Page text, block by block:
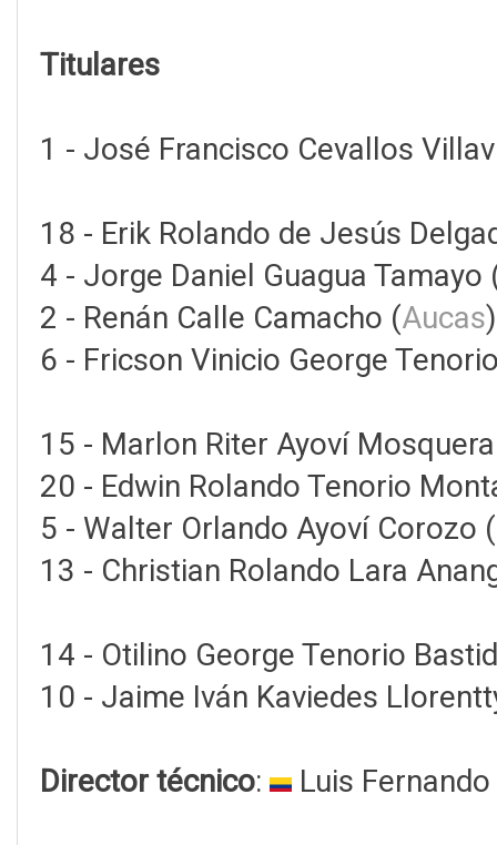
Titulares
1 - José Francisco Cevallos
18 - Erik Rolando de Jesús
4 - Jorge Daniel Guagua Tamayo
2 - Renán Calle Camacho (Aucas)
6 - Fricson Vinicio George
15 - Marlon Riter Ayoví
20 - Edwin Rolando Tenorio
5 - Walter Orlando Ayoví Corozo (
13 - Christian Rolando Lara
14 - Otilino George Tenorio
10 - Jaime Iván Kaviedes
Director técnico: Luis